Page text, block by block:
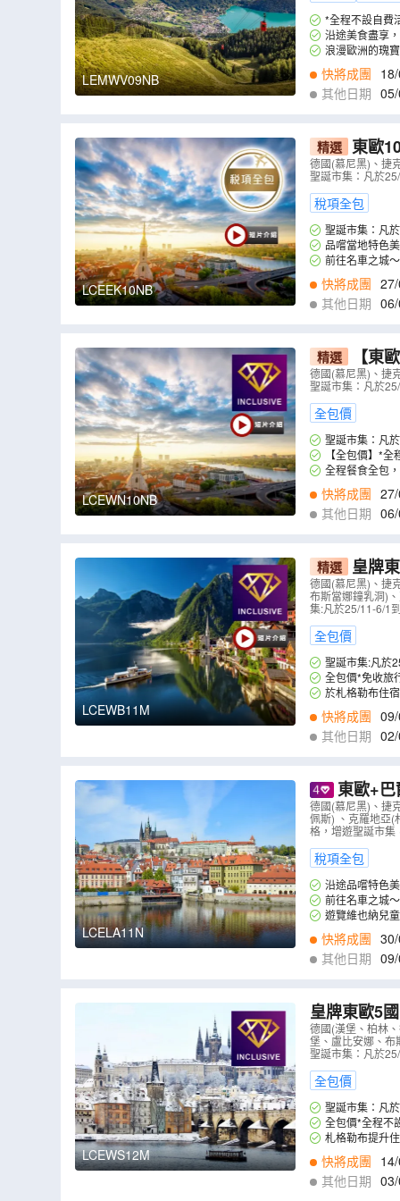
LEMWV09NB
*全程不設自費
沿途美食盡享
歌舞表演及享用
浪漫歐洲的瑰
快將成團
其他日期
LCEEK10NB
精選 東歐
產~哈爾施
色烤鴨肝、
德國(慕尼黑)、捷
聖誕市集：凡於
稅項全包
聖誕市集：凡
品嚐當地特色
前往名車之城
快將成團
其他日期
LCEWN10NB
精選 【東
價】~「世
品嚐波希米
德國(慕尼黑)、捷
聖誕市集：凡於
全包價
聖誕市集：凡
【全包價】*
全程餐食全包
快將成團
其他日期
LCEWB11M
精選 皇牌
級、於布拉
多瑙河船河
德國(慕尼黑)、捷
布斯當娜鐘乳洞)
集:凡於25/11-6/1
全包價
聖誕市集:凡於
全包價*免收旅
於札格勒布住
快將成團
其他日期
LCELA11N
東歐+
特、維也納
六湖國家公
德國(慕尼黑)、捷
佩斯) 、克羅地亞(
格，增遊聖誕市集
稅項全包
沿途品嚐特色
前往名車之城
遊覽維也納兒
快將成團
其他日期
LCEWS12M
皇牌東歐5
級、於布拉
美泉宮、安
德國(漢堡、柏林
堡、盧比安娜、布
聖誕市集：凡於
全包價
聖誕市集：凡
全包價*全程不
札格勒布提升
快將成團
其他日期